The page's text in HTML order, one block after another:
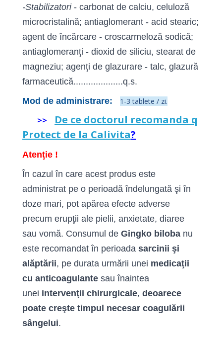
-Stabilizatori- carbonat de calciu, celuloză
microcristalină; antiaglomerant - acid stearic;
agent de încărcare - croscarmeloză sodică;
antiaglomeranţi - dioxid de siliciu, stearat de
magneziu; agenţi de glazurare - talc, glazură
farmaceutică....................q.s.
Mod de administrare:
1-3 tablete / zi.
>>
De ce doctorul recomanda q
Protect de la Calivita?
Atenţie !
În cazul în care acest produs este
administrat pe o perioadă îndelungată şi în
doze mari, pot apărea efecte adverse
precum erupţii ale pielii, anxietate, diaree
sau vomă. Consumul de Gingko biloba nu
este recomandat în perioada sarcinii şi
alăptării, pe durata urmării unei medicaţii
cu anticoagulante sau înaintea
unei intervenţii chirurgicale, deoarece
poate creşte timpul necesar coagulării
sângelui.